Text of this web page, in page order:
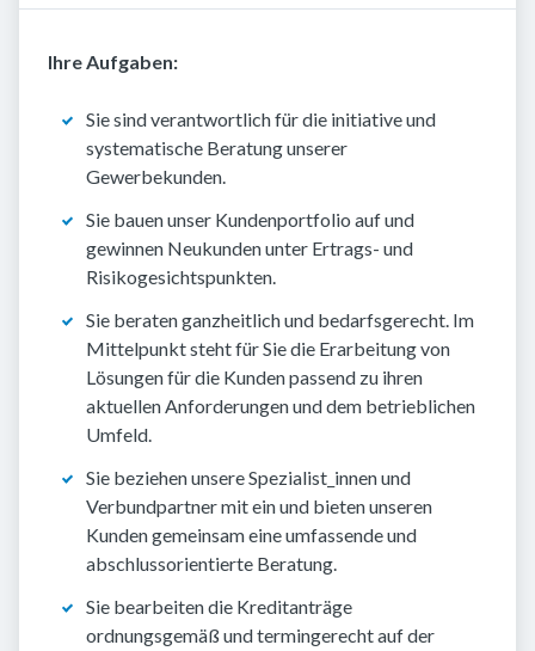
Ihre Aufgaben:
Sie sind verantwortlich für die initiative und
systematische Beratung unserer
Gewerbekunden.
Sie bauen unser Kundenportfolio auf und
gewinnen Neukunden unter Ertrags- und
Risikogesichtspunkten.
Sie beraten ganzheitlich und bedarfsgerecht. Im
Mittelpunkt steht für Sie die Erarbeitung von
Lösungen für die Kunden passend zu ihren
aktuellen Anforderungen und dem betrieblichen
Umfeld.
Sie beziehen unsere Spezialist_innen und
Verbundpartner mit ein und bieten unseren
Kunden gemeinsam eine umfassende und
abschlussorientierte Beratung.
Sie bearbeiten die Kreditanträge
ordnungsgemäß und termingerecht auf der